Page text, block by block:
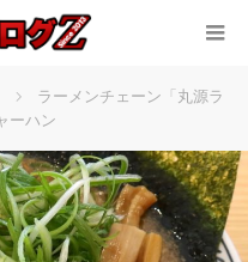
ラーメンチェーン「丸源ラ
ーハン